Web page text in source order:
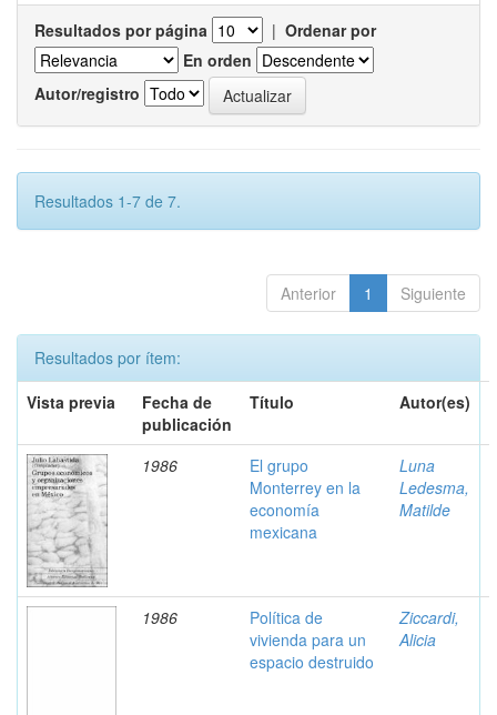
Resultados por página | Ordenar por
En orden
Autor/registro
Resultados 1-7 de 7.
Anterior 1 Siguiente
Resultados por ítem:
Vista previa
Fecha de
publicación
Título Autor(es)
1986
El grupo
Monterrey en la
economía
mexicana
Luna
Ledesma,
Matilde
1986
Política de
vivienda para un
espacio destruido
Ziccardi,
Alicia